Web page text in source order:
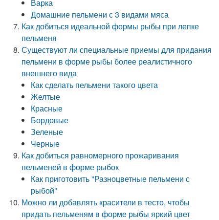
Варка
Домашние пельмени с 3 видами мяса
Как добиться идеальной формы рыбы при лепке
пельменя
Существуют ли специальные приемы для придания
пельмени в форме рыбы более реалистичного
внешнего вида
Как сделать пельмени такого цвета
Желтые
Красные
Бордовые
Зеленые
Черные
Как добиться равномерного прожаривания
пельменей в форме рыбок
Как приготовить "Разноцветные пельмени с
рыбой"
Можно ли добавлять красители в тесто, чтобы
придать пельменям в форме рыбы яркий цвет